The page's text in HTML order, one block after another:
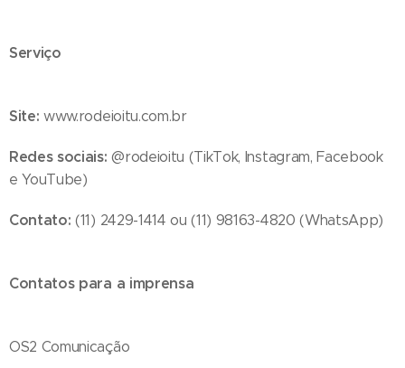
Serviço
Site: www.rodeioitu.com.br
Redes sociais: @rodeioitu (TikTok, Instagram, Facebook
e YouTube)
Contato: (11) 2429-1414 ou (11) 98163-4820 (WhatsApp)
Contatos para a imprensa
OS2 Comunicação